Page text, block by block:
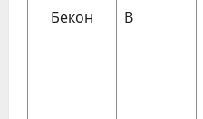
Бекон B